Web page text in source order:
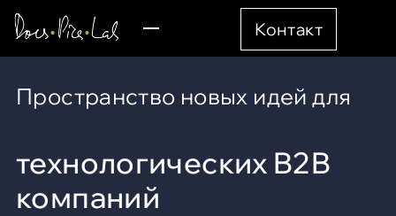
Контакт
Пространство новых идей для
технологических B2B
компаний